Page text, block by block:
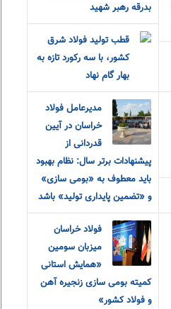
بدرقه رهبر شهید
قطب تولید فولاد شرق
کشور، با سه رکورد تازه به
بهار گام نهاد
مدیرعامل فولاد
خراسان در آیین
قدردانی از
پیشنهادات برتر سال: نظام بهبود
باید معطوف به «بومی سازی»
و «تضمین پایداری تولید» باشد
فولاد خراسان
میزبان سومین
«همایش استانی
کمیته بومی سازی زنجیره آهن
و فولاد کشور»